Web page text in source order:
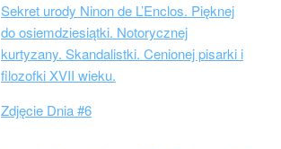
Sekret urody Ninon de L’Enclos. Pięknej
do osiemdziesiątki. Notorycznej
kurtyzany. Skandalistki. Cenionej pisarki i
filozofki XVII wieku.
Zdjęcie Dnia #6